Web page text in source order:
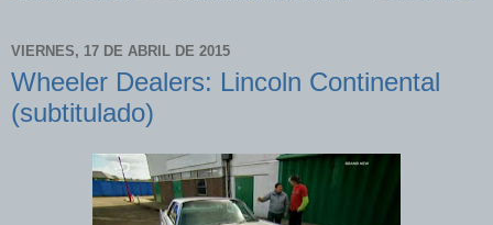
VIERNES, 17 DE ABRIL DE 2015
Wheeler Dealers: Lincoln Continental
(subtitulado)